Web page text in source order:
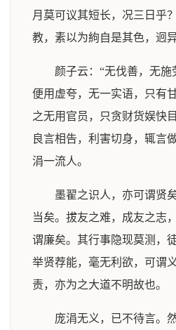
月莫可议其短长，况三日乎
教，素以为絇自是其色，迥异
颜子云：“无伐善，无施
便用虚夸，无一实语，只有
之无用官员，只贪财货娱快
良言相告，利害切身，辄言
涓一流人。
墨翟之识人，亦可谓贤
当矣。拔友之难，成友之志
谓廉矣。其行事隐现莫测，
举贤荐能，毫无利欲，可谓
责，亦为之大道不明故也。
庞涓无义，已不待言。